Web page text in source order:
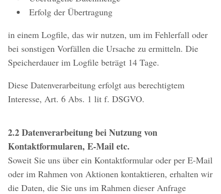
Erfolg der Übertragung
in einem Logfile, das wir nutzen, um im Fehlerfall oder
bei sonstigen Vorfällen die Ursache zu ermitteln. Die
Speicherdauer im Logfile beträgt 14 Tage.
Diese Datenverarbeitung erfolgt aus berechtigtem
Interesse, Art. 6 Abs. 1 lit f. DSGVO.
2.2 Datenverarbeitung bei Nutzung von
Kontaktformularen, E-Mail etc.
Soweit Sie uns über ein Kontaktformular oder per E-Mail
oder im Rahmen von Aktionen kontaktieren, erhalten wir
die Daten, die Sie uns im Rahmen dieser Anfrage